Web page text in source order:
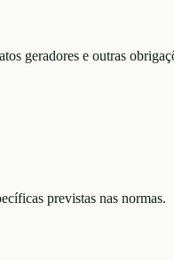
geradores e outras
previstas nas normas.